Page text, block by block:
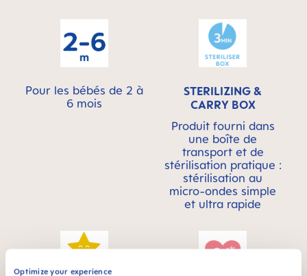
Optimize your experience
Pour les bébés de 2 à
6 mois
STERILIZING &
CARRY BOX
Produit fourni dans
une boîte de
transport et de
stérilisation pratique :
stérilisation au
micro-ondes simple
et ultra rapide